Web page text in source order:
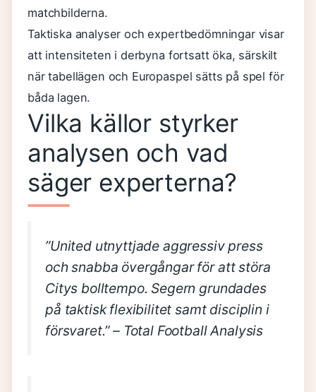
matchbilderna.
Taktiska analyser och expertbedömningar visar
att intensiteten i derbyna fortsatt öka, särskilt
när tabellägen och Europaspel sätts på spel för
båda lagen.
Vilka källor styrker
analysen och vad
säger experterna?
”United utnyttjade aggressiv press
och snabba övergångar för att störa
Citys bolltempo. Segern grundades
på taktisk flexibilitet samt disciplin i
försvaret.”– Total Football Analysis